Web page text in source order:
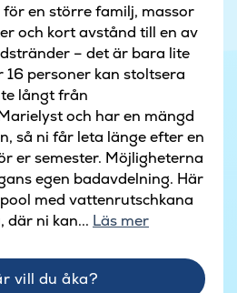
en större familj, massor
och kort avstånd till en av
– det är bara lite
personer kan stoltsera
långt från
och har en mängd
så ni får leta länge efter en
er semester. Möjligheterna
egen badavdelning. Här
med vattenrutschkana
där ni kan... Läs mer
vill du åka?